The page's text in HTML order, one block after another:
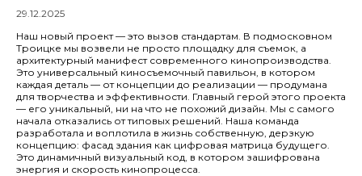
29.12.2025
Наш новый проект — это вызов стандартам. В подмосковном
Троицке мы возвели не просто площадку для съемок, а
архитектурный манифест современного кинопроизводства.
Это универсальный киносъемочный павильон, в котором
каждая деталь — от концепции до реализации — продумана
для творчества и эффективности. Главный герой этого проекта
— его уникальный, ни на что не похожий дизайн. Мы с самого
начала отказались от типовых решений. Наша команда
разработала и воплотила в жизнь собственную, дерзкую
концепцию: фасад здания как цифровая матрица будущего.
Это динамичный визуальный код, в котором зашифрована
энергия и скорость кинопроцесса.